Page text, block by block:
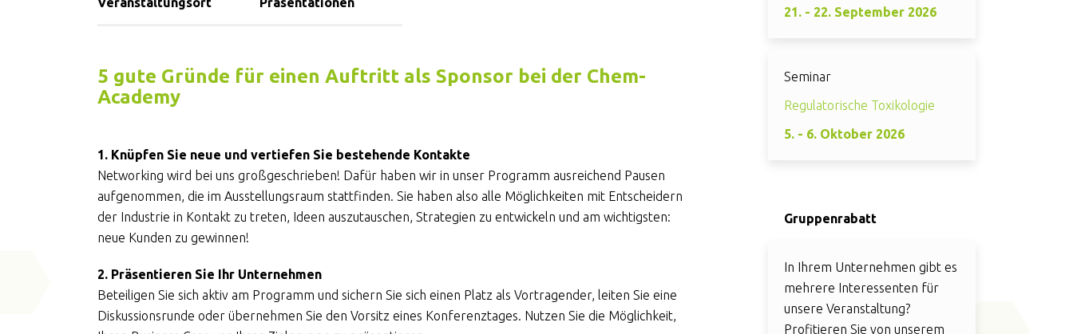
5 gute Gründe für einen Auftritt als Sponsor bei der Chem-
Academy
1. Knüpfen Sie neue und vertiefen Sie bestehende Kontakte
Networking wird bei uns großgeschrieben! Dafür haben wir in unser Programm ausreichend Pausen
aufgenommen, die im Ausstellungsraum stattfinden. Sie haben also alle Möglichkeiten mit Entscheidern
der Industrie in Kontakt zu treten, Ideen auszutauschen, Strategien zu entwickeln und am wichtigsten:
neue Kunden zu gewinnen!
2. Präsentieren Sie Ihr Unternehmen
Beteiligen Sie sich aktiv am Programm und sichern Sie sich einen Platz als Vortragender, leiten Sie eine
Diskussionsrunde oder übernehmen Sie den Vorsitz eines Konferenztages. Nutzen Sie die Möglichkeit,
21. - 22. September 2026
Seminar
Regulatorische Toxikologie
5. - 6. Oktober 2026
Gruppenrabatt
In Ihrem Unternehmen gibt es
mehrere Interessenten für
unsere Veranstaltung?
Profitieren Sie von unserem